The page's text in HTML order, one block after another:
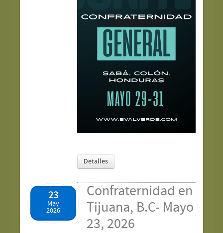
Detalles
23
May
2026
Confraternidad en
Tijuana, B.C- Mayo
23, 2026